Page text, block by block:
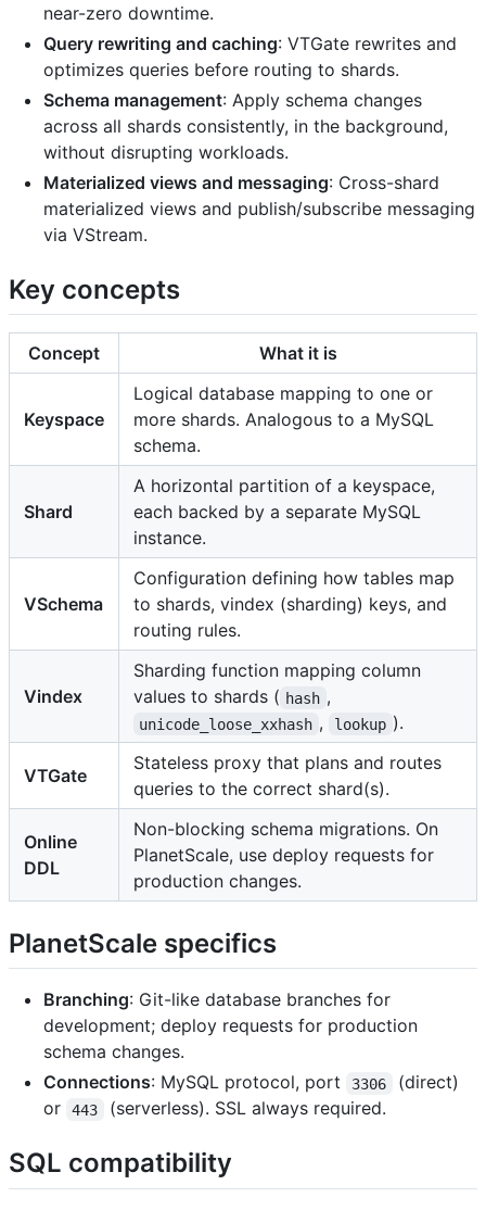
near-zero downtime.
Query rewriting and caching: VTGate rewrites and
optimizes queries before routing to shards.
Schema management: Apply schema changes
across all shards consistently, in the background,
without disrupting workloads.
Materialized views and messaging: Cross-shard
materialized views and publish/subscribe messaging
via VStream.
Key concepts
Concept What it is
Keyspace
Logical database mapping to one or
more shards. Analogous to a MySQL
schema.
Shard
A horizontal partition of a keyspace,
each backed by a separate MySQL
instance.
VSchema
Configuration defining how tables map
to shards, vindex (sharding) keys, and
routing rules.
Vindex
Sharding function mapping column
values to shards ( hash ,
unicode_loose_xxhash , lookup ).
VTGate
Stateless proxy that plans and routes
queries to the correct shard(s).
Online
DDL
Non-blocking schema migrations. On
PlanetScale, use deploy requests for
production changes.
PlanetScale specifics
Branching: Git-like database branches for
development; deploy requests for production
schema changes.
Connections: MySQL protocol, port 3306
(direct)
or
443 (serverless). SSL always required.
SQL compatibility